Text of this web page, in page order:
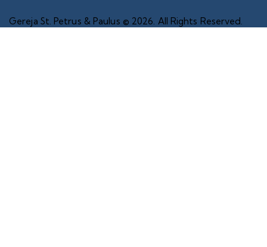
Gereja St. Petrus & Paulus © 2026. All Rights Reserved.